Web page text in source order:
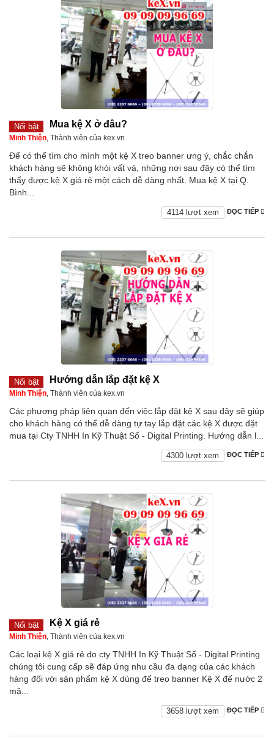
Nổi bật Mua kệ X ở đâu?
Minh Thiện, Thành viên của kex.vn
Để có thể tìm cho mình một kệ X treo banner ưng ý, chắc chắn
khách hàng sẽ không khỏi vất vả, những nơi sau đây có thể tìm
thấy được kệ X giá rẻ một cách dễ dàng nhất. Mua kệ X tại Q.
Bình...
ĐỌC TIẾP
4114 lượt xem
Nổi bật Hướng dẫn lắp đặt kệ X
Minh Thiện, Thành viên của kex.vn
Các phương pháp liên quan đến việc lắp đặt kệ X sau đây sẽ giúp
cho khách hàng có thể dễ dàng tự tay lắp đặt các kệ X được đặt
mua tại Cty TNHH In Kỹ Thuật Số - Digital Printing. Hướng dẫn l...
ĐỌC TIẾP
4300 lượt xem
Nổi bật Kệ X giá rẻ
Minh Thiện, Thành viên của kex.vn
Các loại kệ X giá rẻ do cty TNHH In Kỹ Thuật Số - Digital Printing
chúng tôi cung cấp sẽ đáp ứng nhu cầu đa dạng của các khách
hàng đối với sản phẩm kệ X dùng để treo banner Kệ X đế nước 2
mặ...
ĐỌC TIẾP
3658 lượt xem